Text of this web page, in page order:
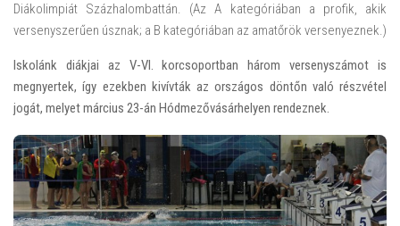
Diákolimpiát Százhalombattán. (Az A kategóriában a profik, akik
versenyszerűen úsznak; a B kategóriában az amatőrök versenyeznek.)
Iskolánk diákjai az V-VI. korcsoportban három versenyszámot is
megnyertek, így ezekben kivívták az országos döntőn való részvétel
jogát, melyet március 23-án Hódmezővásárhelyen rendeznek.